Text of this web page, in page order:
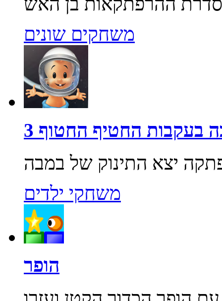
משחקים שונים
בעקבות החטיף החטוף 3
משחקי ילדים
הופר